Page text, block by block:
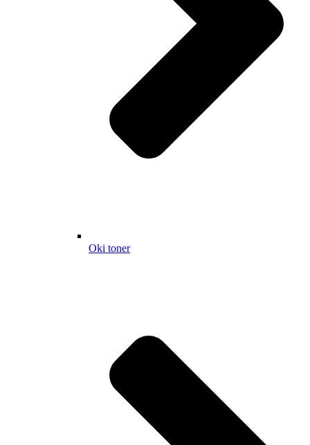
Oki toner